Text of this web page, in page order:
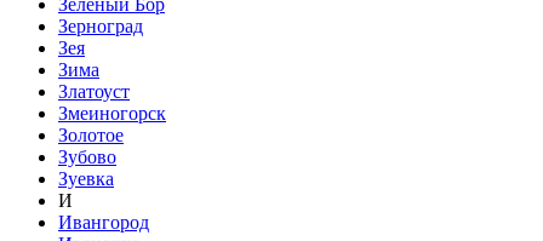
Зеленый Бор
Зерноград
Зея
Зима
Златоуст
Змеиногорск
Золотое
Зубово
Зуевка
И
Ивангород